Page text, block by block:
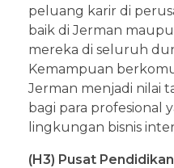
peluang karir di
baik di Jerman
mereka di seluruh
Kemampuan
Jerman menjadi nilai
bagi para profesional
lingkungan bisnis
(H3) Pusat